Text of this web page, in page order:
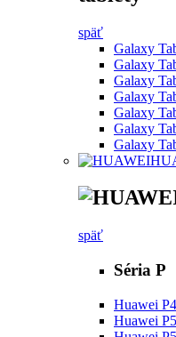
späť
Galaxy
Galaxy
Galaxy
Galaxy
Galaxy
Galaxy
Galaxy
späť
Séria P
Huawei
Huawei